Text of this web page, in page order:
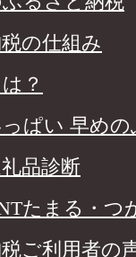
の仕組み
？
ぱい 早め
品診断
たまる・つ
ご利用者の